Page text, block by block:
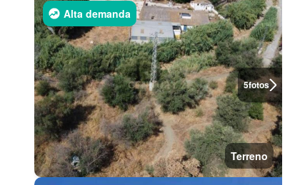
5fotos
Alta demanda
Terreno